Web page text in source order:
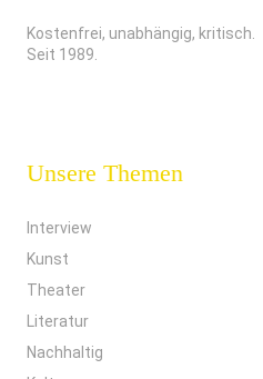
Kostenfrei, unabhängig, kritisch.
Seit 1989.
Unsere Themen
Interview
Kunst
Theater
Literatur
Nachhaltig